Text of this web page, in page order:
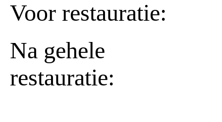
Voor restauratie:
Na gehele
restauratie: